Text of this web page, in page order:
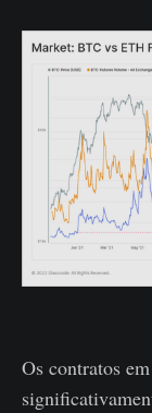
Os contratos